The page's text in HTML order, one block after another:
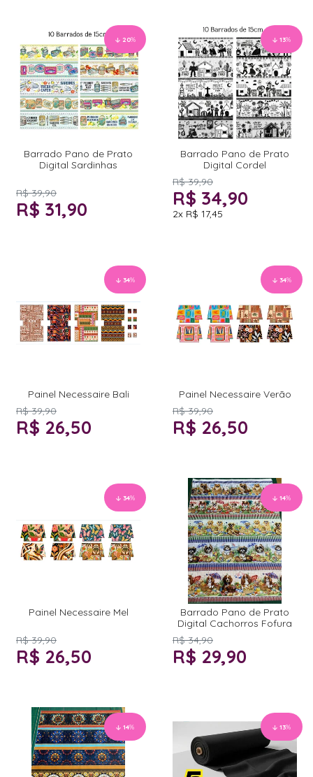
20%
Barrado Pano de Prato
Digital Sardinhas
R$ 39,90
R$ 31,90
13%
Barrado Pano de Prato
Digital Cordel
R$ 39,90
R$ 34,90
2x R$ 17,45
34%
Painel Necessaire Bali
R$ 39,90
R$ 26,50
34%
Painel Necessaire Verão
R$ 39,90
R$ 26,50
34%
Painel Necessaire Mel
R$ 39,90
R$ 26,50
14%
Barrado Pano de Prato
Digital Cachorros Fofura
R$ 34,90
R$ 29,90
14% 13%